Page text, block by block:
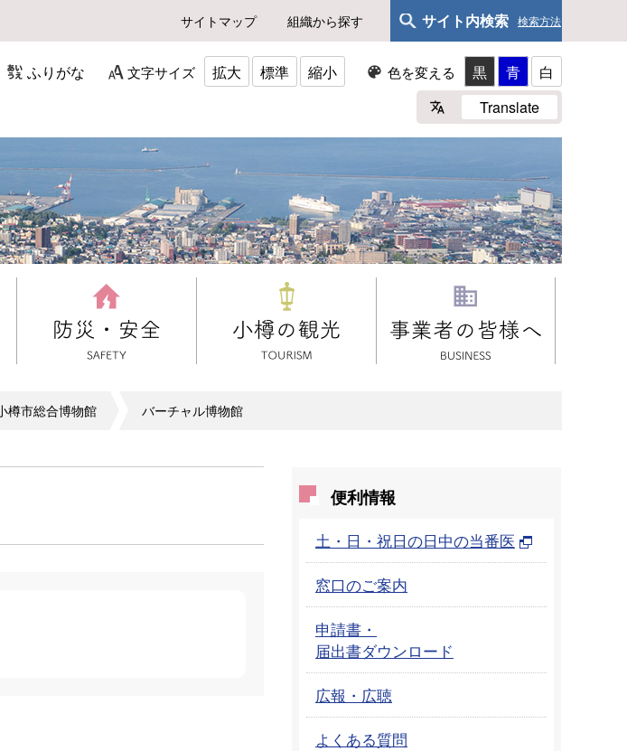
サイトマップ 組織から探す サイト内検索 検索方法
ふりがな 文字サイズ 拡大 標準 縮小 色を変える 黒 青
白
Translate
樽市総合博物館 バーチャル博物館
便利情報
土・日・祝日の日中の当番医
窓口のご案内
申請書・
届出書ダウンロード
広報・広聴
よくある質問